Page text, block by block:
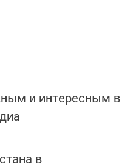
и интересным в
в